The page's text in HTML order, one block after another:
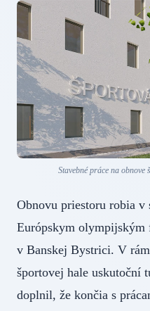
Stavebné práce na
Obnovu priestoru robia v
Európskym olympijským
v Banskej Bystrici. V
športovej hale uskutoční
doplnil, že končia s